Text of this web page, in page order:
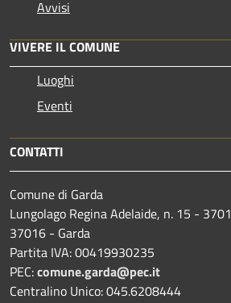
Avvisi
VIVERE IL COMUNE
Luoghi
Eventi
CONTATTI
Comune di Garda
Lungolago Regina Adelaide, n. 15 -
37016 - Garda
Partita IVA: 00419930235
PEC:comune.garda@pec.it
Centralino Unico: 045.6208444